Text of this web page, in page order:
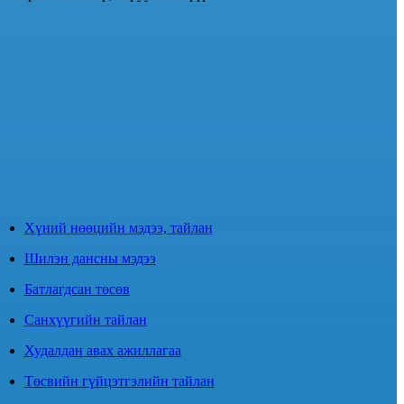
Хүний нөөцийн мэдээ, тайлан
Шилэн дансны мэдээ
Батлагдсан төсөв
Санхүүгийн тайлан
Худалдан авах ажиллагаа
Төсвийн гүйцэтгэлийн тайлан